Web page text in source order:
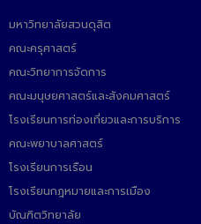
มหาวิทยาลัยสวนดุสิต
คณะครุศาสตร์
คณะวิทยาการจัดการ
คณะมนุษยศาสตร์และสังคมศาสตร์
โรงเรียนการท่องเที่ยวและการบริการ
คณะพยาบาลศาสตร์
โรงเรียนการเรือน
โรงเรียนกฎหมายและการเมือง
บัณฑิตวิทยาลัย